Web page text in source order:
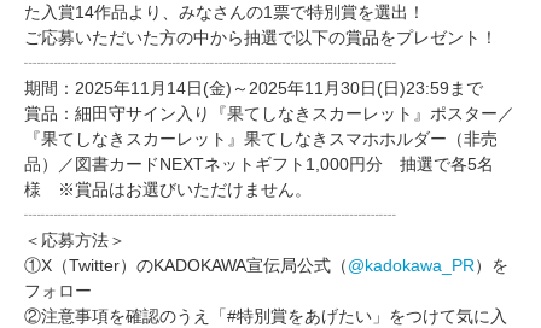
た入賞14作品より、みなさんの1票で特別賞を選出！
ご応募いただいた方の中から抽選で以下の賞品をプレゼント！
┈┈┈┈┈┈┈┈┈┈┈┈┈┈┈┈┈┈┈┈┈┈
期間：2025年11月14日(金)～2025年11月30日(日)23:59まで
賞品：細田守サイン入り『果てしなきスカーレット』ポスター／
『果てしなきスカーレット』果てしなきスマホホルダー（非売
品）／図書カードNEXTネットギフト1,000円分 抽選で各5名
様 ※賞品はお選びいただけません。
┈┈┈┈┈┈┈┈┈┈┈┈┈┈┈┈┈┈┈┈┈┈
＜応募方法＞
①X（Twitter）のKADOKAWA宣伝局公式（@kadokawa_PR）を
フォロー
②注意事項を確認のうえ「#特別賞をあげたい」をつけて気に入